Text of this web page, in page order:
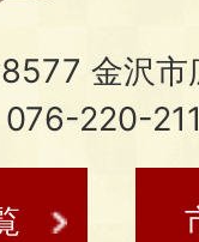
金沢市
220-